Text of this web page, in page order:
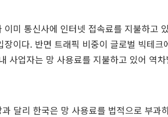
이미 통신사에 인터넷 접속료를 지불하고
장이다. 반면 트래픽 비중이 글로벌 빅테크
사업자는 망 사용료를 지불하고 있어 역
달리 한국은 망 사용료를 법적으로 부과